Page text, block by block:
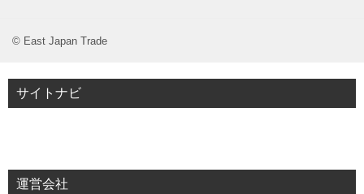
© East Japan Trade
サイトナビ
運営会社